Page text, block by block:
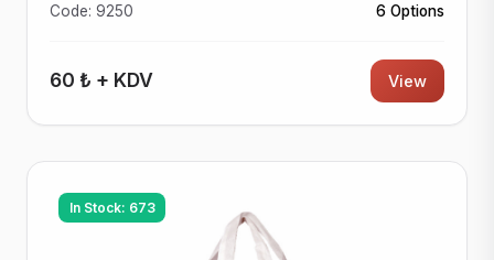
Code: 9250 6 Options
60 ₺ + KDV View
In Stock: 673